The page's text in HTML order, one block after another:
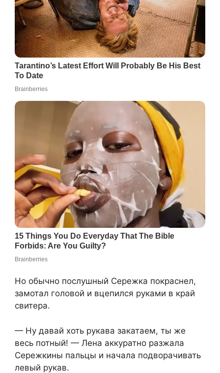
Но обычно послушный Сережка покраснел,
замотал головой и вцепился руками в край
свитера.
— Ну давай хоть рукава закатаем, ты же
весь потный! — Лена аккуратно разжала
Сережкины пальцы и начала подворачивать
левый рукав.